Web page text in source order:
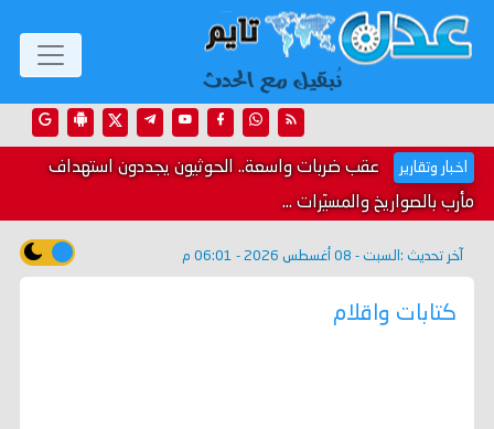
اخبار وتقارير عقب ضربات واسعة.. الحوثيون يجددون استهداف
مأرب بالصواريخ والمسيّرات ...
آخر تحديث : السبت - 08 أغسطس 2026 - 06:01 م
كتابات واقلام